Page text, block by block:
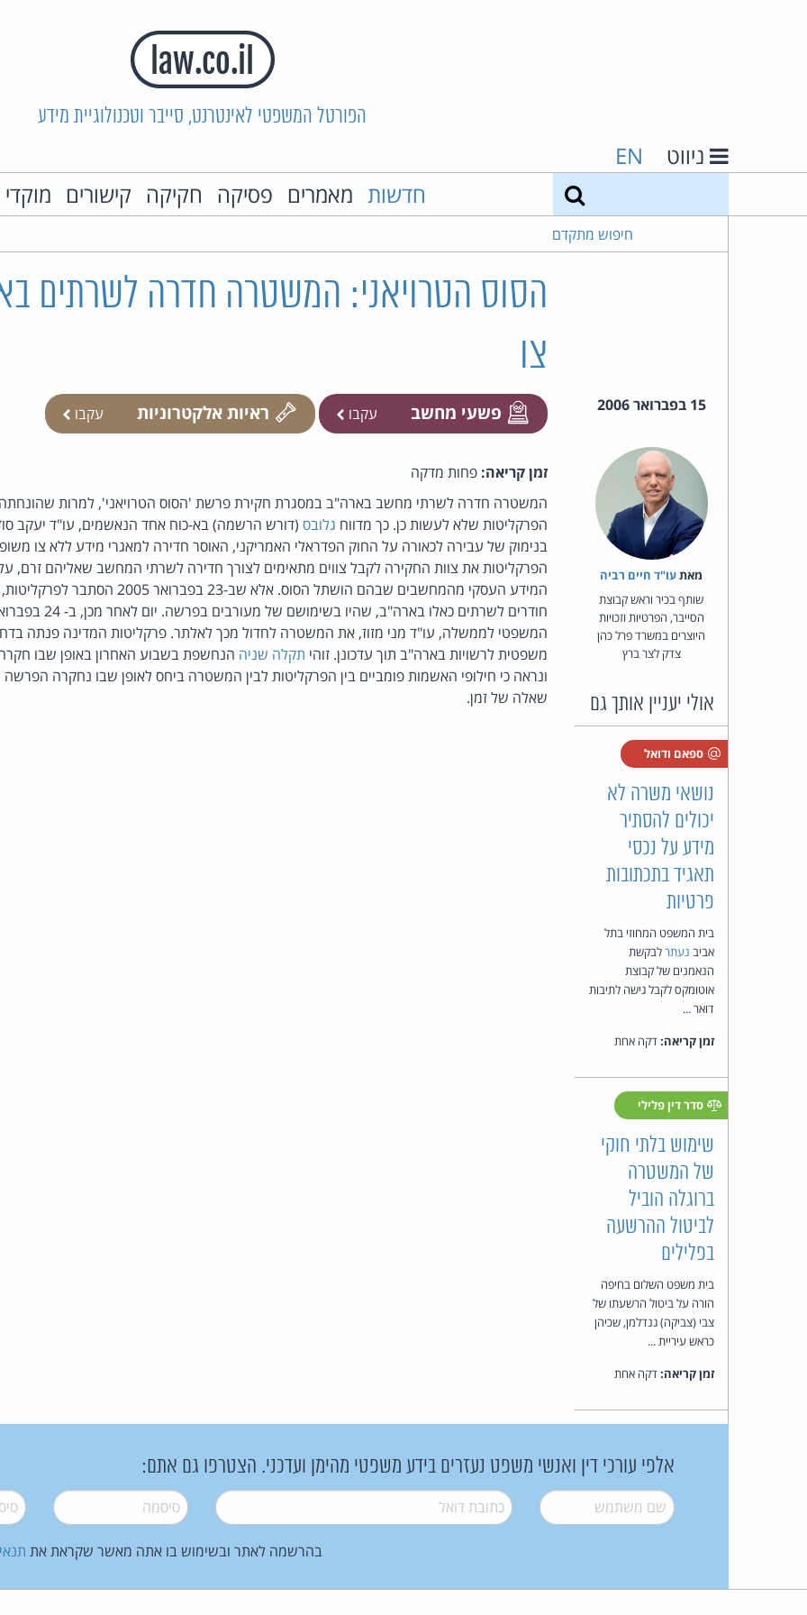
הפורטל המשפטי לאינטרנט, סייבר וטכנולוגיית מידע
ניווט EN
חדשות מאמרים פסיקה חקיקה קישורים
חיפוש מתקדם
הסוס הטרויאני: המשטרה חדרה לשרתים
צו
15 בפברואר 2006 פשעי מחשב עקבו ראיות אלקטרוניות עקבו
מאת‏עו"ד חיים רביה
שותף בכיר וראש קבוצת
הסייבר, הפרטיות וזכויות
היוצרים במשרד פרל כהן
צדק לצר ברץ
אולי יעניין אותך גם
ספאם ודואל
נושאי משרה לא
יכולים להסתיר
מידע על נכסי
תאגיד בתכתובות
פרטיות
בית המשפט המחוזי בתל
אביב נעתרלבקשת
הנאמנים של קבוצת
אוטומקס לקבל גישה לתיבות
דואר ...
זמן קריאה:דקה אחת
סדר דין פלילי
שימוש בלתי חוקי
של המשטרה
ברוגלה הוביל
לביטול ההרשעה
בפלילים
בית משפט השלום בחיפה
הורה על ביטול הרשעתו של
צבי (צביקה) גנדלמן, שכיהן
כראש עיריית ...
זמן קריאה:דקה אחת
זמן קריאה: פחות מדקה
המשטרה חדרה לשרתי מחשב בארה"ב במסגרת חקירת פרשת 'הסוס הטרויאני', למרות שהונחתה
הפרקליטות שלא לעשות כן. כך מדווח גלובס
הפרקליטות את צוות החקירה לקבל צווים מתאימים לצורך חדירה לשרתי המחשב שאליהם זרם,
המידע העסקי מהמחשבים שבהם הושתל הסוס. אלא שב-23
המשפטי לממשלה, עו"ד מני מזוז, את המשטרה לחדול מכך לאלתר. פרקליטות המדינה פנתה
משפטית לרשויות בארה"ב תוך עדכונן. זוהי תקלה שניה הנחשפת בשבוע האחרון באופן שבו
ונראה כי חילופי האשמות פומביים בין הפרקליטות לבין המשטרה ביחס לאופן שבו נחקרה
שאלה של זמן.
אלפי עורכי דין ואנשי משפט נעזרים בידע משפטי מהימן ועדכני. הצטרפו גם אתם:
שם משתמש* דואל* סיסמה*
בהרשמה לאתר ובשימוש בו אתה מאשר שקראת את